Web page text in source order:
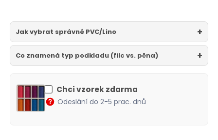
Jak vybrat správné PVC/Lino
Co znamená typ podkladu (filc vs. pěna)
Chci vzorek zdarma
Odeslání do 2-5 prac. dnů